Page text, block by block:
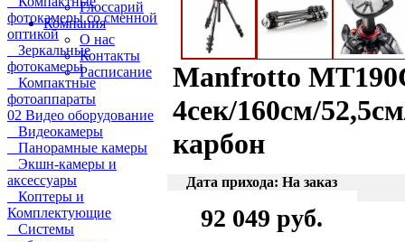
Глоссарий
Компания
О нас
Контакты
Расписание
фотокамеры со сменной
оптикой
Зеркальные
фотокамеры
Компактные
фотоаппараты
02 Видео оборудование
Видеокамеры
Панорамные камеры
Экшн-камеры и
аксессуары
Коптеры и
Комплектующие
Системы
Manfrotto
4сек/160см/
карбон
Дата прихода: На заказ
92 049 руб.